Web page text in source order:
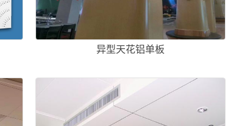
异型天花铝单板